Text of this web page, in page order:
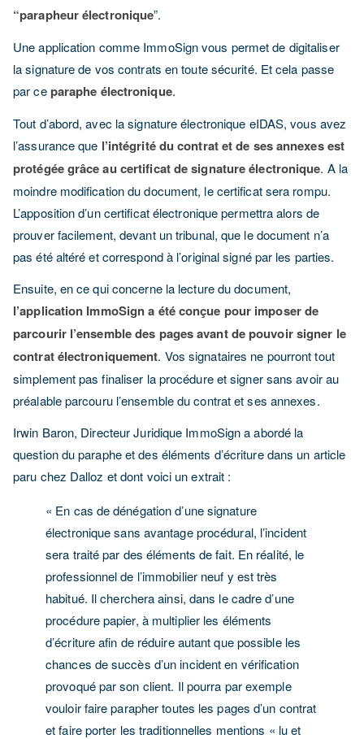
“parapheur électronique”.
Une application comme ImmoSign vous permet de digitaliser
la signature de vos contrats en toute sécurité. Et cela passe
par ceparaphe électronique.
Tout d’abord, avec la signature électronique eIDAS, vous avez
l’assurance que l’intégrité du contrat et de ses annexes est
protégée grâce au certificat de signature électronique. A la
moindre modification du document, le certificat sera rompu.
L’apposition d’un certificat électronique permettra alors de
prouver facilement, devant un tribunal, que le document n’a
pas été altéré et correspond à l’original signé par les parties.
Ensuite, en ce qui concerne la lecture du document,
l’application ImmoSign a été conçue pour imposer de
parcourir l’ensemble des pages avant de pouvoir signer le
contrat électroniquement. Vos signataires ne pourront tout
simplement pas finaliser la procédure et signer sans avoir au
préalable parcouru l’ensemble du contrat et ses annexes.
Irwin Baron, Directeur Juridique ImmoSign a abordé la
question du paraphe et des éléments d’écriture dans un article
paru chez Dalloz et dont voici un extrait :
« En cas de dénégation d’une signature
électronique sans avantage procédural, l’incident
sera traité par des éléments de fait. En réalité, le
professionnel de l’immobilier neuf y est très
habitué. Il cherchera ainsi, dans le cadre d’une
procédure papier, à multiplier les éléments
d’écriture afin de réduire autant que possible les
chances de succès d’un incident en vérification
provoqué par son client. Il pourra par exemple
vouloir faire parapher toutes les pages d’un contrat
et faire porter les traditionnelles mentions « lu et